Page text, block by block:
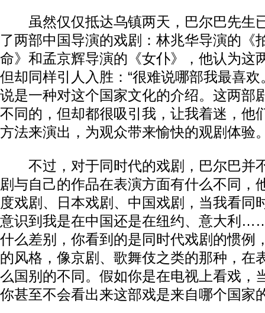
虽然仅仅抵达乌镇两天，巴尔巴先生
了两部中国导演的戏剧：林兆华导演的《
命》和孟京辉导演的《女仆》，他认为这
但却同样引人入胜：“很难说哪部我最喜
说是一种对这个国家文化的介绍。这两部
不同的，但却都很吸引我，让我着迷，他
方法来演出，为观众带来愉快的观剧体验
不过，对于同时代的戏剧，巴尔巴并
剧与自己的作品在表演方面有什么不同，
度戏剧、日本戏剧、中国戏剧，当我看同
意识到我是在中国还是在纽约、意大利
什么差别，你看到的是同时代戏剧的惯例
的风格，像京剧、歌舞伎之类的那种，在
么国别的不同。假如你是在电视上看戏，
你甚至不会看出来这部戏是来自哪个国家